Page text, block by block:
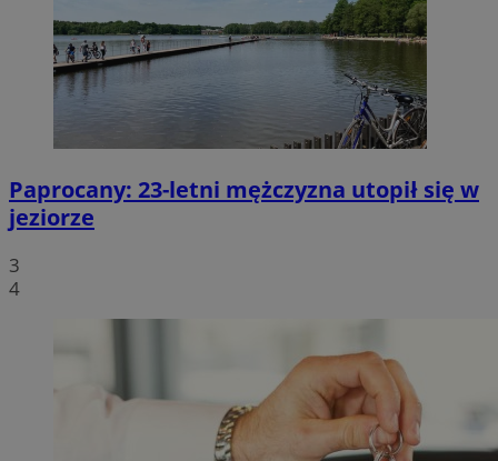
Paprocany: 23-letni mężczyzna utopił się w
jeziorze
3
4